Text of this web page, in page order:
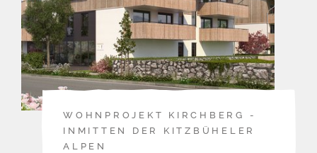
WOHNPROJEKT KIRCHBERG -
INMITTEN DER KITZBÜHELER
ALPEN